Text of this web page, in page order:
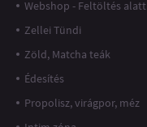
Webshop - Feltöltés alatt
Zellei Tündi
Zöld, Matcha teák
Édesítés
Propolisz, virágpor, méz